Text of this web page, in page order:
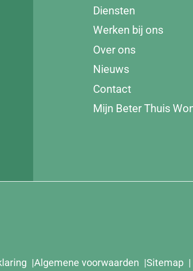
Diensten
Werken bij ons
Over ons
Nieuws
Contact
Mijn Beter Thuis
Algemene voorwaarden Sitemap